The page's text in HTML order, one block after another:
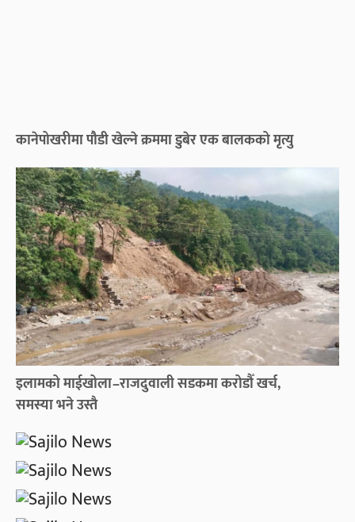
कानेपोखरीमा पौडी खेल्ने क्रममा डुबेर एक बालकको मृत्यु
इलामको माईखोला–राजदुवाली सडकमा करोडौँ खर्च,
समस्या भने उस्तै